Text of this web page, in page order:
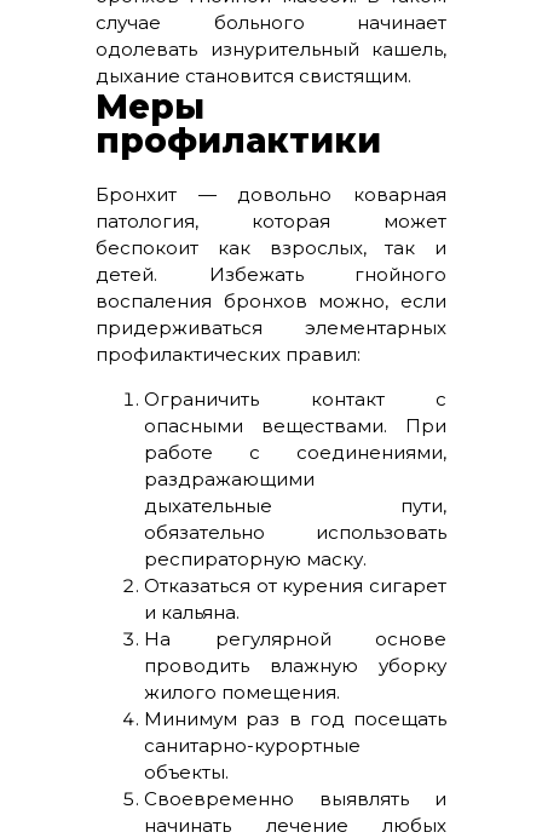
случае больного начинает
одолевать изнурительный кашель,
дыхание становится свистящим.
Меры
профилактики
Бронхит — довольно коварная
патология, которая может
беспокоит как взрослых, так и
детей. Избежать гнойного
воспаления бронхов можно, если
придерживаться элементарных
профилактических правил:
Ограничить контакт с
опасными веществами. При
работе с соединениями,
раздражающими
дыхательные пути,
обязательно использовать
респираторную маску.
Отказаться от курения сигарет
и кальяна.
На регулярной основе
проводить влажную уборку
жилого помещения.
Минимум раз в год посещать
санитарно-курортные
объекты.
Своевременно выявлять и
начинать лечение любых